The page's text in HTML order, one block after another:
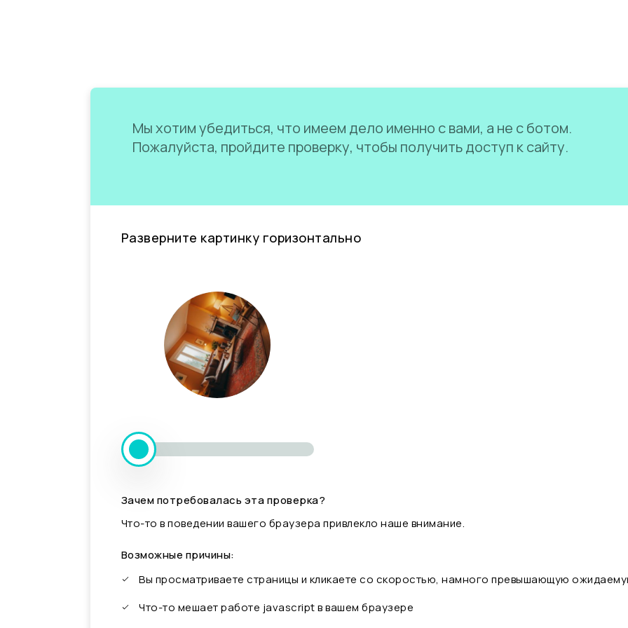
Мы хотим убедиться, что имеем дело именно с вами, а не с ботом.
Пожалуйста, пройдите проверку, чтобы получить доступ к сайту.
Разверните картинку горизонтально
Зачем потребовалась эта проверка?
Что-то в поведении вашего браузера привлекло наше внимание.
Возможные причины:
Вы просматриваете страницы и кликаете со скоростью, намного превышающую
Что-то мешает работе javascript в вашем браузере